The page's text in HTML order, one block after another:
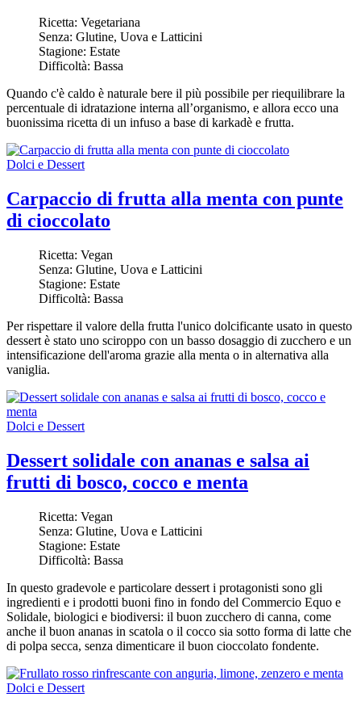
Ricetta: Vegetariana
Senza: Glutine, Uova e Latticini
Stagione: Estate
Difficoltà: Bassa
Quando c'è caldo è naturale bere il più possibile per riequilibrare la
percentuale di idratazione interna all’organismo, e allora ecco una
buonissima ricetta di un infuso a base di karkadè e frutta.
Dolci e Dessert
Carpaccio di frutta alla menta con punte
di cioccolato
Ricetta: Vegan
Senza: Glutine, Uova e Latticini
Stagione: Estate
Difficoltà: Bassa
Per rispettare il valore della frutta l'unico dolcificante usato in questo
dessert è stato uno sciroppo con un basso dosaggio di zucchero e un
intensificazione dell'aroma grazie alla menta o in alternativa alla
vaniglia.
Dolci e Dessert
Dessert solidale con ananas e salsa ai
frutti di bosco, cocco e menta
Ricetta: Vegan
Senza: Glutine, Uova e Latticini
Stagione: Estate
Difficoltà: Bassa
In questo gradevole e particolare dessert i protagonisti sono gli
ingredienti e i prodotti buoni fino in fondo del Commercio Equo e
Solidale, biologici e biodiversi: il buon zucchero di canna, come
anche il buon ananas in scatola o il cocco sia sotto forma di latte che
di polpa secca, senza dimenticare il buon cioccolato fondente.
Dolci e Dessert